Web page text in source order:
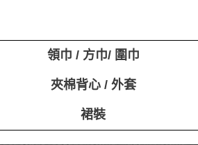
領巾 / 方巾/ 圍巾
夾棉背心 / 外套
裙裝